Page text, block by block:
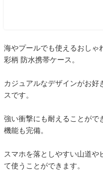
海やプールでも使えるおしゃ
彩柄 防水携帯ケース。
カジュアルなデザインがお好
スです。
強い衝撃にも耐えることがで
機能も完備。
スマホを落としやすい山道や
て使うことができます。